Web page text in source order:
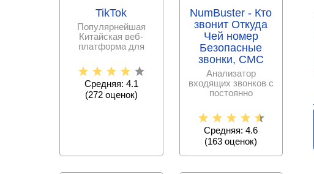
TikTok
Популярнейшая
Китайская веб-
платформа для
публикации
коротких
видеороликов
Средняя: 4.1
(272оценок)
NumBuster - Кто
звонит Откуда
Чей номер
Безопасные
звонки, СМС
Анализатор
входящих звонков с
постоянно
спам – номеров,
Средняя: 4.6
(163 оценок)